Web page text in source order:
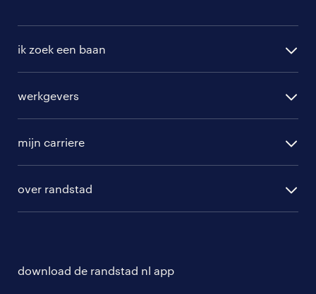
vacatures in Schiphol Rijk
ik zoek een baan
randstad professional
werkgevers
hr-diensten
tarieven
mijn carriere
solliciteren
over randstad
download de randstad nl app